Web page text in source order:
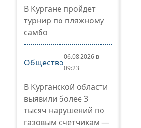
В Кургане пройдет
турнир по пляжному
самбо
Общество
06.08.2026 в
09:23
В Курганской области
выявили более 3
тысяч нарушений по
газовым счетчикам —